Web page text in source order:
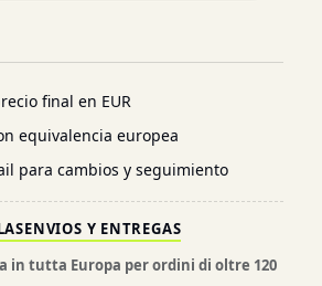
final en EUR
equivalencia europea
para cambios y seguimiento
ENVIOS Y ENTREGAS
in tutta Europa per ordini di oltre 120